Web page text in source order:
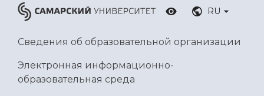
RU
Сведения об образовательной организации
Электронная информационно-
образовательная среда